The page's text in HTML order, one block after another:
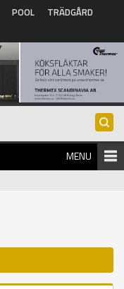
POOL
TRÄDGÅRD
MENU